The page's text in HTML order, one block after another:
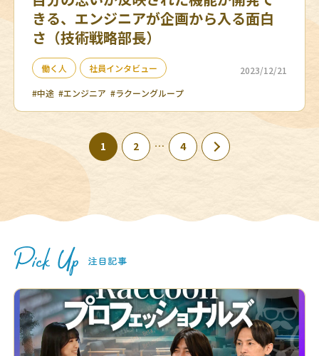
きる、エンジニアが企画から入る面白
さ（技術戦略部長）
働く人 社員インタビュー
2023/12/21
#中途 #エンジニア #ラクーングループ
1 2 … 4